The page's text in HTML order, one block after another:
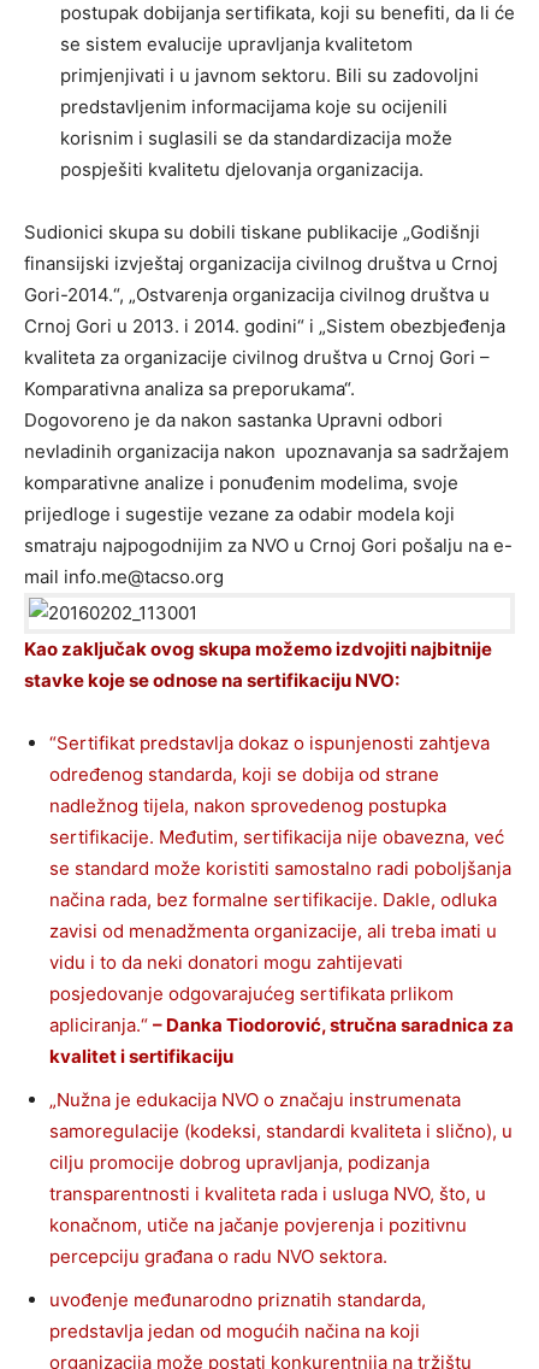
postupak dobijanja sertifikata, koji su benefiti, da li će
se sistem evalucije upravljanja kvalitetom
primjenjivati i u javnom sektoru. Bili su zadovoljni
predstavljenim informacijama koje su ocijenili
korisnim i suglasili se da standardizacija može
pospješiti kvalitetu djelovanja organizacija.
Sudionici skupa su dobili tiskane publikacije „Godišnji
finansijski izvještaj organizacija civilnog društva u Crnoj
Gori-2014.“, „Ostvarenja organizacija civilnog društva u
Crnoj Gori u 2013. i 2014. godini“ i „Sistem obezbjeđenja
kvaliteta za organizacije civilnog društva u Crnoj Gori –
Komparativna analiza sa preporukama“.
Dogovoreno je da nakon sastanka Upravni odbori
nevladinih organizacija nakon upoznavanja sa sadržajem
komparativne analize i ponuđenim modelima, svoje
prijedloge i sugestije vezane za odabir modela koji
smatraju najpogodnijim za NVO u Crnoj Gori pošalju na e-
mail info.me@tacso.org
Kao zaključak ovog skupa možemo izdvojiti najbitnije
stavke koje se odnose na sertifikaciju NVO:
“Sertifikat predstavlja dokaz o ispunjenosti zahtjeva
određenog standarda, koji se dobija od strane
nadležnog tijela, nakon sprovedenog postupka
sertifikacije. Međutim, sertifikacija nije obavezna, već
se standard može koristiti samostalno radi poboljšanja
načina rada, bez formalne sertifikacije. Dakle, odluka
zavisi od menadžmenta organizacije, ali treba imati u
vidu i to da neki donatori mogu zahtijevati
posjedovanje odgovarajućeg sertifikata prlikom
apliciranja.“ – Danka Tiodorović, stručna saradnica za
kvalitet i sertifikaciju
„Nužna je edukacija NVO o značaju instrumenata
samoregulacije (kodeksi, standardi kvaliteta i slično), u
cilju promocije dobrog upravljanja, podizanja
transparentnosti i kvaliteta rada i usluga NVO, što, u
konačnom, utiče na jačanje povjerenja i pozitivnu
percepciju građana o radu NVO sektora.
uvođenje međunarodno priznatih standarda,
predstavlja jedan od mogućih načina na koji
organizacija može postati konkurentnija na tržištu